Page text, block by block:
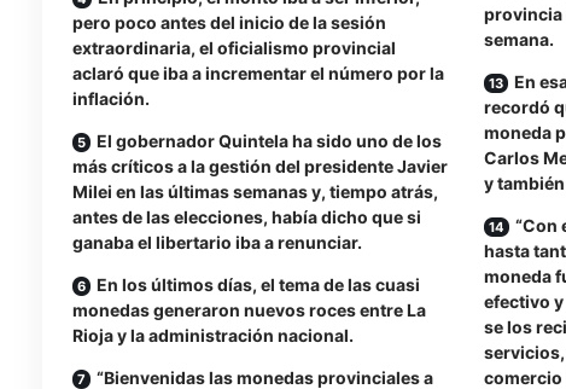
pero poco antes del inicio de la sesión
extraordinaria, el oficialismo provincial
aclaró que iba a incrementar el número por la
inflación.
El gobernador Quintela ha sido uno de los
más críticos a la gestión del presidente Javier
Milei en las últimas semanas y, tiempo atrás,
antes de las elecciones, había dicho que si
ganaba el libertario iba a renunciar.
En los últimos días, el tema de las cuasi
monedas generaron nuevos roces entre La
Rioja y la administración nacional.
“Bienvenidas las monedas provinciales a
provincia
semana.
En
recordó
moneda
Carlos
y
“Con
hasta
moneda
efectivo
se los
servicios,
comercio